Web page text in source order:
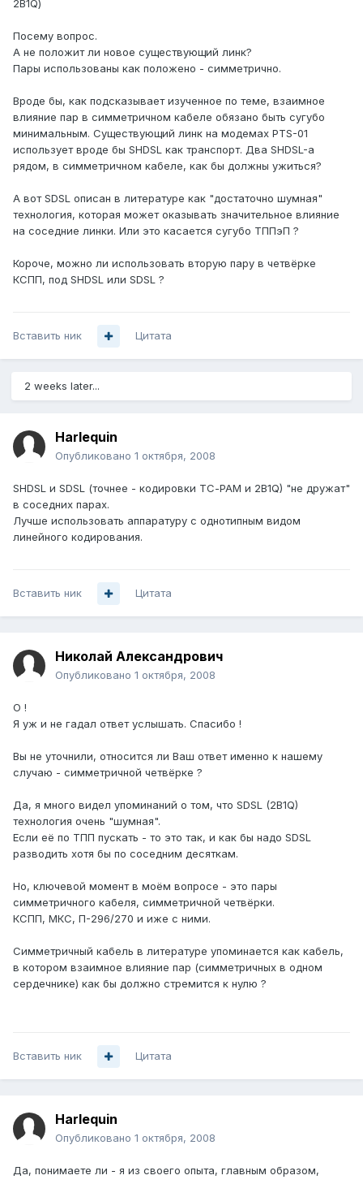
2B1Q)
Посему вопрос.
А не положит ли новое существующий линк?
Пары использованы как положено - симметрично.
Вроде бы, как подсказывает изученное по теме, взаимное
влияние пар в симметричном кабеле обязано быть сугубо
минимальным. Существующий линк на модемах PTS-01
использует вроде бы SHDSL как транспорт. Два SHDSL-а
рядом, в симметричном кабеле, как бы должны ужиться?
А вот SDSL описан в литературе как "достаточно шумная"
технология, которая может оказывать значительное влияние
на соседние линки. Или это касается сугубо ТППэП ?
Короче, можно ли использовать вторую пару в четвёрке
КСПП, под SHDSL или SDSL ?
Вставить ник Цитата
2 weeks later...
Harlequin
Опубликовано 1 октября, 2008
SHDSL и SDSL (точнее - кодировки TС-PAM и 2B1Q) "не дружат"
в соседних парах.
Лучше использовать аппаратуру с однотипным видом
линейного кодирования.
Вставить ник Цитата
Николай Александрович
Опубликовано 1 октября, 2008
О !
Я уж и не гадал ответ услышать. Спасибо !
Вы не уточнили, относится ли Ваш ответ именно к нашему
случаю - симметричной четвёрке ?
Да, я много видел упоминаний о том, что SDSL (2B1Q)
технология очень "шумная".
Если её по ТПП пускать - то это так, и как бы надо SDSL
разводить хотя бы по соседним десяткам.
Но, ключевой момент в моём вопросе - это пары
симметричного кабеля, симметричной четвёрки.
КСПП, МКС, П-296/270 и иже с ними.
Симметричный кабель в литературе упоминается как кабель,
в котором взаимное влияние пар (симметричных в одном
сердечнике) как бы должно стремится к нулю ?
Вставить ник Цитата
Harlequin
Опубликовано 1 октября, 2008
Да, понимаете ли - я из своего опыта, главным образом,